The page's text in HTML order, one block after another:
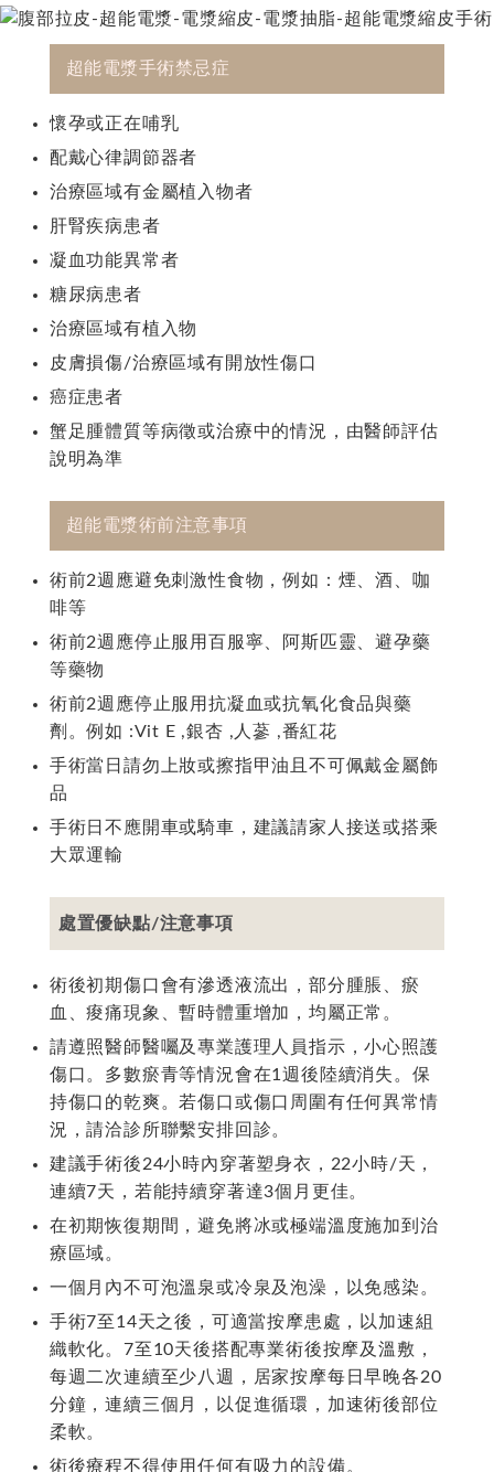
超能電漿手術禁忌症
懷孕或正在哺乳
配戴心律調節器者
治療區域有金屬植入物者
肝腎疾病患者
凝血功能異常者
糖尿病患者
治療區域有植入物
皮膚損傷/治療區域有開放性傷口
癌症患者
蟹足腫體質等病徵或治療中的情況，由醫師評估
說明為準
超能電漿術前注意事項
術前2週應避免刺激性食物，例如：煙、酒、咖
啡等
術前2週應停止服用百服寧、阿斯匹靈、避孕藥
等藥物
術前2週應停止服用抗凝血或抗氧化食品與藥
劑。例如 :Vit E ,銀杏 ,人蔘 ,番紅花
手術當日請勿上妝或擦指甲油且不可佩戴金屬飾
品
手術日不應開車或騎車，建議請家人接送或搭乘
大眾運輸
處置優缺點/注意事項
術後初期傷口會有滲透液流出，部分腫脹、瘀
血、痠痛現象、暫時體重增加，均屬正常。
請遵照醫師醫囑及專業護理人員指示，小心照護
傷口。多數瘀青等情況會在1週後陸續消失。保
持傷口的乾爽。若傷口或傷口周圍有任何異常情
況，請洽診所聯繫安排回診。
建議手術後24小時內穿著塑身衣，22小時/天，
連續7天，若能持續穿著達3個月更佳。
在初期恢復期間，避免將冰或極端溫度施加到治
療區域。
一個月內不可泡溫泉或冷泉及泡澡，以免感染。
手術7至14天之後，可適當按摩患處，以加速組
織軟化。7至10天後搭配專業術後按摩及溫敷，
每週二次連續至少八週，居家按摩每日早晚各20
分鐘，連續三個月，以促進循環，加速術後部位
柔軟。
術後療程不得使用任何有吸力的設備。